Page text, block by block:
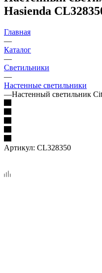
Hasienda
Главная
—
Каталог
—
Светильники
—
Настенные светильники
—Настенный светильник
Артикул: CL328350